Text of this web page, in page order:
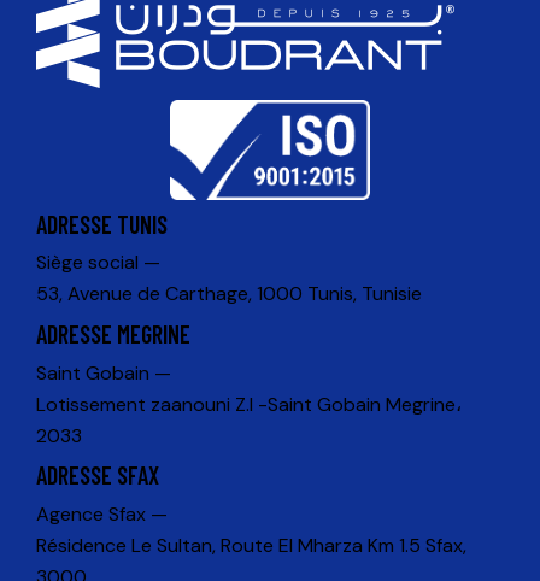
ADRESSE TUNIS
Siège social —
53, Avenue de Carthage, 1000 Tunis, Tunisie
ADRESSE MEGRINE
Saint Gobain —
Lotissement zaanouni Z.I -Saint Gobain Megrine،
2033
ADRESSE SFAX
Agence Sfax —
Résidence Le Sultan, Route El Mharza Km 1.5 Sfax,